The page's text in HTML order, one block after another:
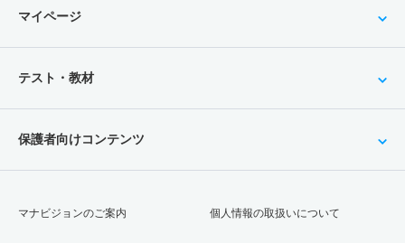
マイページ
テスト・教材
保護者向けコンテンツ
マナビジョンのご案内 個人情報の取扱いについて